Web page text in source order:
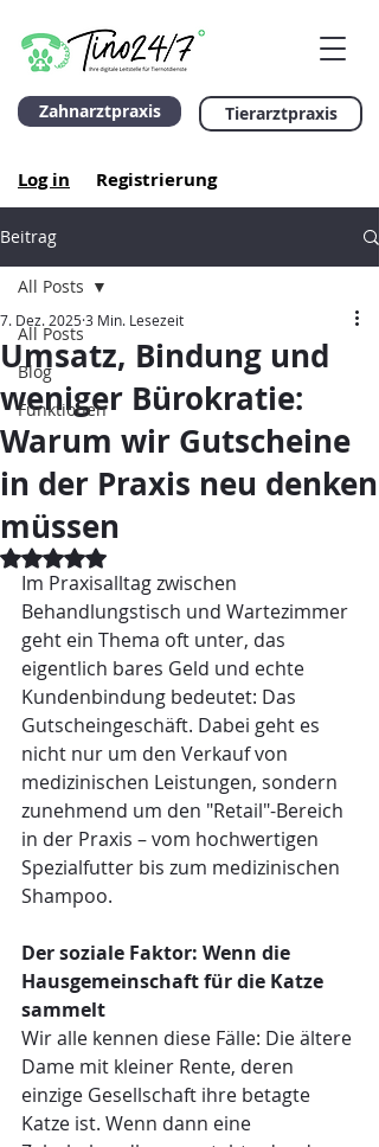
Zahnarztpraxis Tierarztpraxis
Log in Registrierung
Beitrag
All Posts
Blog
Funktionen
All Posts
Umsatz, Bindung und
weniger Bürokratie:
Warum wir Gutscheine
in der Praxis neu denken
müssen
7. Dez. 20253 Min. Lesezeit
Mit NaN von 5 Sternen bewertet.
Im Praxisalltag zwischen
Behandlungstisch und Wartezimmer
geht ein Thema oft unter, das
eigentlich bares Geld und echte
Kundenbindung bedeutet: Das
Gutscheingeschäft. Dabei geht es
nicht nur um den Verkauf von
medizinischen Leistungen, sondern
zunehmend um den "Retail"-Bereich
in der Praxis – vom hochwertigen
Spezialfutter bis zum medizinischen
Shampoo.
Der soziale Faktor: Wenn die
Hausgemeinschaft für die Katze
sammelt
Wir alle kennen diese Fälle: Die ältere
Dame mit kleiner Rente, deren
einzige Gesellschaft ihre betagte
Katze ist. Wenn dann eine